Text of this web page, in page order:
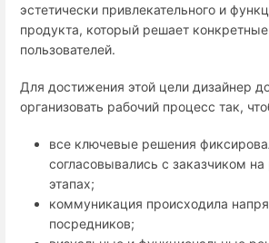
эстетически привлекательного и
продукта, который решает
пользователей.
Для достижения этой цели дизайнер
организовать рабочий процесс так,
все ключевые решения
согласовывались с заказчиком на
этапах;
коммуникация происходила
посредников;